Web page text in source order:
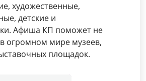
художественные,
детские и
Афиша КП поможет не
огромном мире музеев,
площадок.